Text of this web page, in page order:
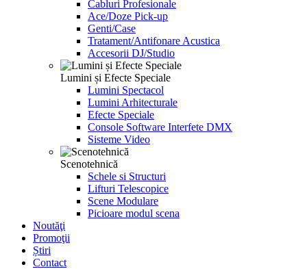
Cabluri Profesionale
Ace/Doze Pick-up
Genti/Case
Tratament/Antifonare Acustica
Accesorii DJ/Studio
Lumini și Efecte Speciale
Lumini Spectacol
Lumini Arhitecturale
Efecte Speciale
Console Software Interfete DMX
Sisteme Video
Scenotehnică
Schele si Structuri
Lifturi Telescopice
Scene Modulare
Picioare modul scena
Noutăţi
Promoţii
Știri
Contact